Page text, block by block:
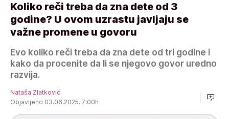
Koliko reči treba da zna dete od 3
godine? U ovom uzrastu javljaju se
važne promene u govoru
Evo koliko reči treba da zna dete od tri godine i
kako da procenite da li se njegovo govor uredno
razvija.
Nataša Zlatković
Objavljeno 03.06.2025. 7:00h